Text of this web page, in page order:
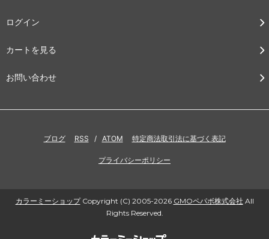
ログイン
カートを見る
お問い合わせ
ブログ RSS / ATOM 特定商法取引法に基づく表記
プライバシーポリシー
カラーミーショップCopyright (C) 2005-2026 GMOペパボ株式会社 All
Rights Reserved.